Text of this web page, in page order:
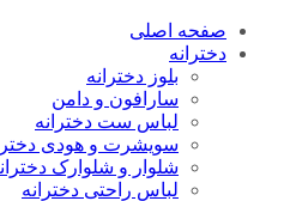
صفحه اصلی
دخترانه
بلوز دخترانه
سارافون و دامن
لباس ست دخترانه
سویشرت و هودی
شلوار و شلوارک
لباس راحتی دخترانه